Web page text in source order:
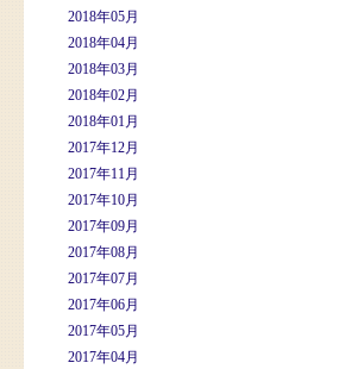
2018年05月
2018年04月
2018年03月
2018年02月
2018年01月
2017年12月
2017年11月
2017年10月
2017年09月
2017年08月
2017年07月
2017年06月
2017年05月
2017年04月